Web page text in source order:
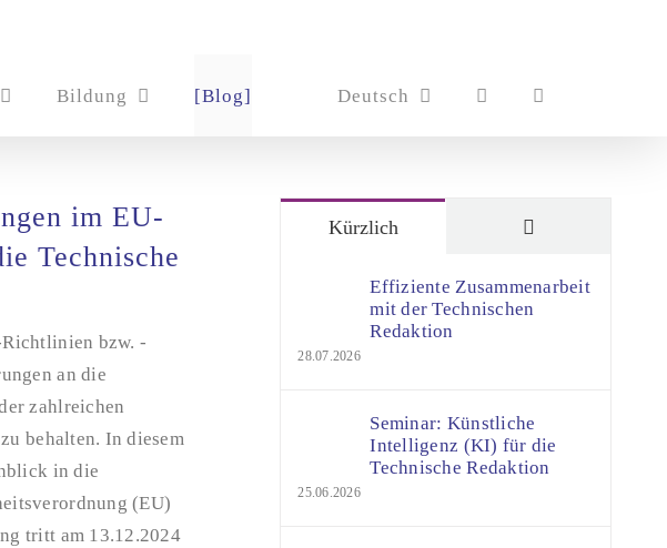
Bildung [Blog] Deutsch
im EU-
Technische
bzw. -
an die
zahlreichen
behalten. In diesem
in die
(EU)
tritt am 13.12.2024
Kürzlich
Effiziente Zusammenarbeit
mit der Technischen
Redaktion
28.07.2026
Seminar: Künstliche
Intelligenz (KI) für die
Technische Redaktion
25.06.2026